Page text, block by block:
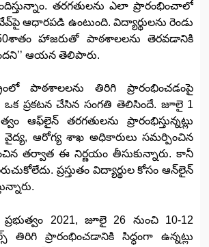
తరగతులను ఎలా ప్రారంభించాలో
ఆధారపడి ఉంటుంది. విద్యార్థులను రెండు
హాజరుతో పాఠశాలలను తెరవడానికి
ఆయన తెలిపారు.
పాఠశాలలను తిరిగి ప్రారంభించడంపై
ఒక ప్రకటన చేసిన సంగతి తెలిసిందే. జూలై 1
ఆఫ్‌లైన్ తరగతులను ప్రారంభిస్తున్నట్లు
ఆరోగ్య శాఖ అధికారులు సమర్పించిన
తర్వాత ఈ నిర్ణయం తీసుకున్నారు. కానీ
ప్రస్తుతం విద్యార్థుల కోసం ఆన్‌లైన్‌
2021, జూలై 26 నుంచి 10-12
తిరిగి ప్రారంభించడానికి సిద్ధంగా ఉన్నట్లు